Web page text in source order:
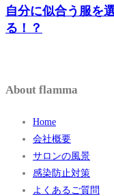
自分に似合う服を
る！？
About flamma
Home
会社概要
サロンの風景
感染防止対策
よくあるご質問